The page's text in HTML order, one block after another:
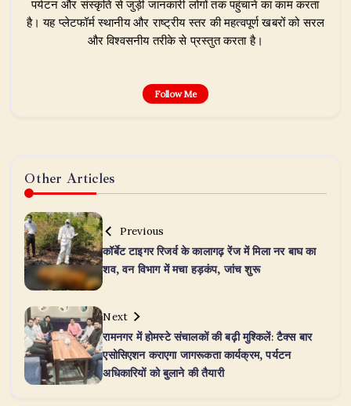
पर्यटन और संस्कृति से जुड़ी जानकारी लोगों तक पहुंचाने का काम करता
है। यह प्लेटफॉर्म स्थानीय और राष्ट्रीय स्तर की महत्वपूर्ण खबरों को सरल
और विश्वसनीय तरीके से प्रस्तुत करता है।
Follow Me
Other Articles
Previous
कॉर्बेट टाइगर रिजर्व के कालागढ़ रेंज में मिला नर बाघ का
शव, वन विभाग में मचा हड़कंप, जांच शुरू
Next
रामनगर में होमस्टे संचालकों की बढ़ी मुश्किलें: टैक्स बार
एसोसिएशन कराएगा जागरूकता कार्यक्रम, पर्यटन
अधिकारियों को बुलाने की तैयारी